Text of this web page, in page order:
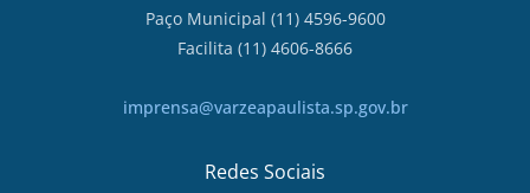
Paço Municipal (11) 4596-9600
Facilita (11) 4606-8666
imprensa@varzeapaulista.sp.gov.br
Redes Sociais